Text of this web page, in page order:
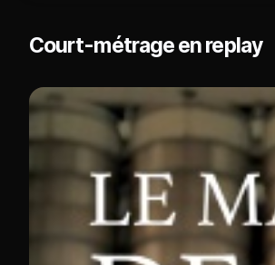
Court-métrage en replay